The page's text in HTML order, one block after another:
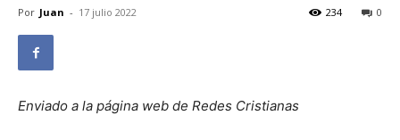
Por Juan - 17 julio 2022 0
234
Enviado a la página web de Redes Cristianas